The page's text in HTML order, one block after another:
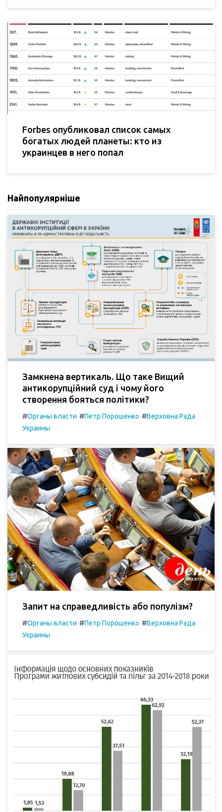
Forbes опубликовал список самых
богатых людей планеты: кто из
украинцев в него попал
Найпопулярніше
Замкнена вертикаль. Що таке Вищий
антикорупційний суд і чому його
створення бояться політики?
#Органы власти #Петр Порошенко #Верховна Рада
Украины
Запит на справедливість або популізм?
#Органы власти #Петр Порошенко #Верховна Рада
Украины